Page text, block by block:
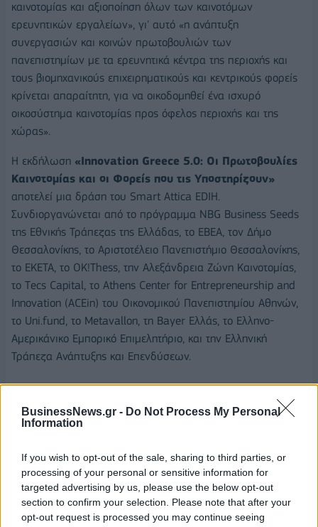
BusinessNews.gr - Do Not Process My Personal
Information
If you wish to opt-out of the sale, sharing to third parties, or
processing of your personal or sensitive information for
targeted advertising by us, please use the below opt-out
section to confirm your selection. Please note that after your
opt-out request is processed you may continue seeing
καινοτομίας και αξιοποίηση όλων των καινοτόμων
ερευνητικών εργαλείων», γι' αυτό «η ανάπτυξη
συνεργασιών και κοινών πρωτοβουλιών των
πανεπιστημίων με τα ερευνητικά κέντρα της περιοχής και
τους βιομηχανικούς επιχειρηματικούς και κεντρικούς φορείς
κρίνεται απαραίτητη, για να οικοδομηθεί ένα ισχυρό
οικοσύστημα καινοτομίας προς όφελος περιοχής και της
χώρας».
Η εκδήλωση «Innovation Greece 5.0: Oι Πρωτοβουλίες
Καινοτομίας και οι Φορείς που τις Υποστηρίζουν»
αποτελεί μια δράση του Smart Attica ΕDIH.
Συνδιοργανώνεται από το πρόγραμμα NBG Business Seeds
της Εθνικής Τράπεζας της Ελλάδας, το ΕΒΕΑ, τον Δήμο
Θεσσαλονίκης, το Αριστοτέλειο Πανεπιστήμιο Θεσσαλονίκης,
το ΕΚΕΤΑ, το ΟΚ!Τhess, την Αλεξάνδρεια Ζώνη Καινοτομίας,
το Τecs Capital, το Athens Center for Entrepreneurship and
Innovation (ACEin) του Οικονομικού Πανεπιστημίου Αθηνών,
το Uni.fund, το Metavallon, τη Bayer Ελλάς, το Ελληνο-
Αμερικάνικο Εμπορικό Επιμελητήριo, και την Ελληνική
Τράπεζα Ανάπτυξης και Επενδύσεων.